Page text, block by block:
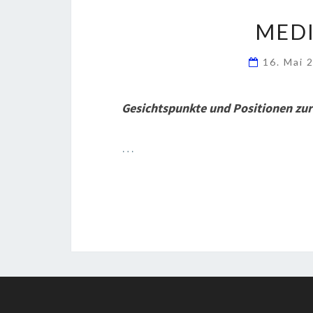
16. Mai
Gesichtspunkte und Positionen
…